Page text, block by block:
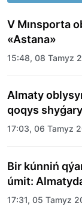
V Mınsporta
«Astana»
15:48, 08 Tamyz
Almaty
qoqys
17:03, 06 Tamyz
Bir kúnniń
úmit:
merekelik kún
17:31, 05 Tamyz